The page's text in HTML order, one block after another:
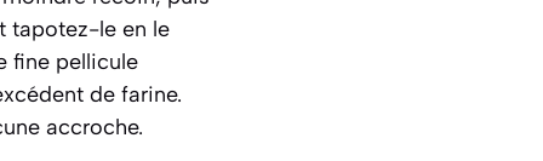
tapotez-le en le
fine pellicule
de farine.
accroche.